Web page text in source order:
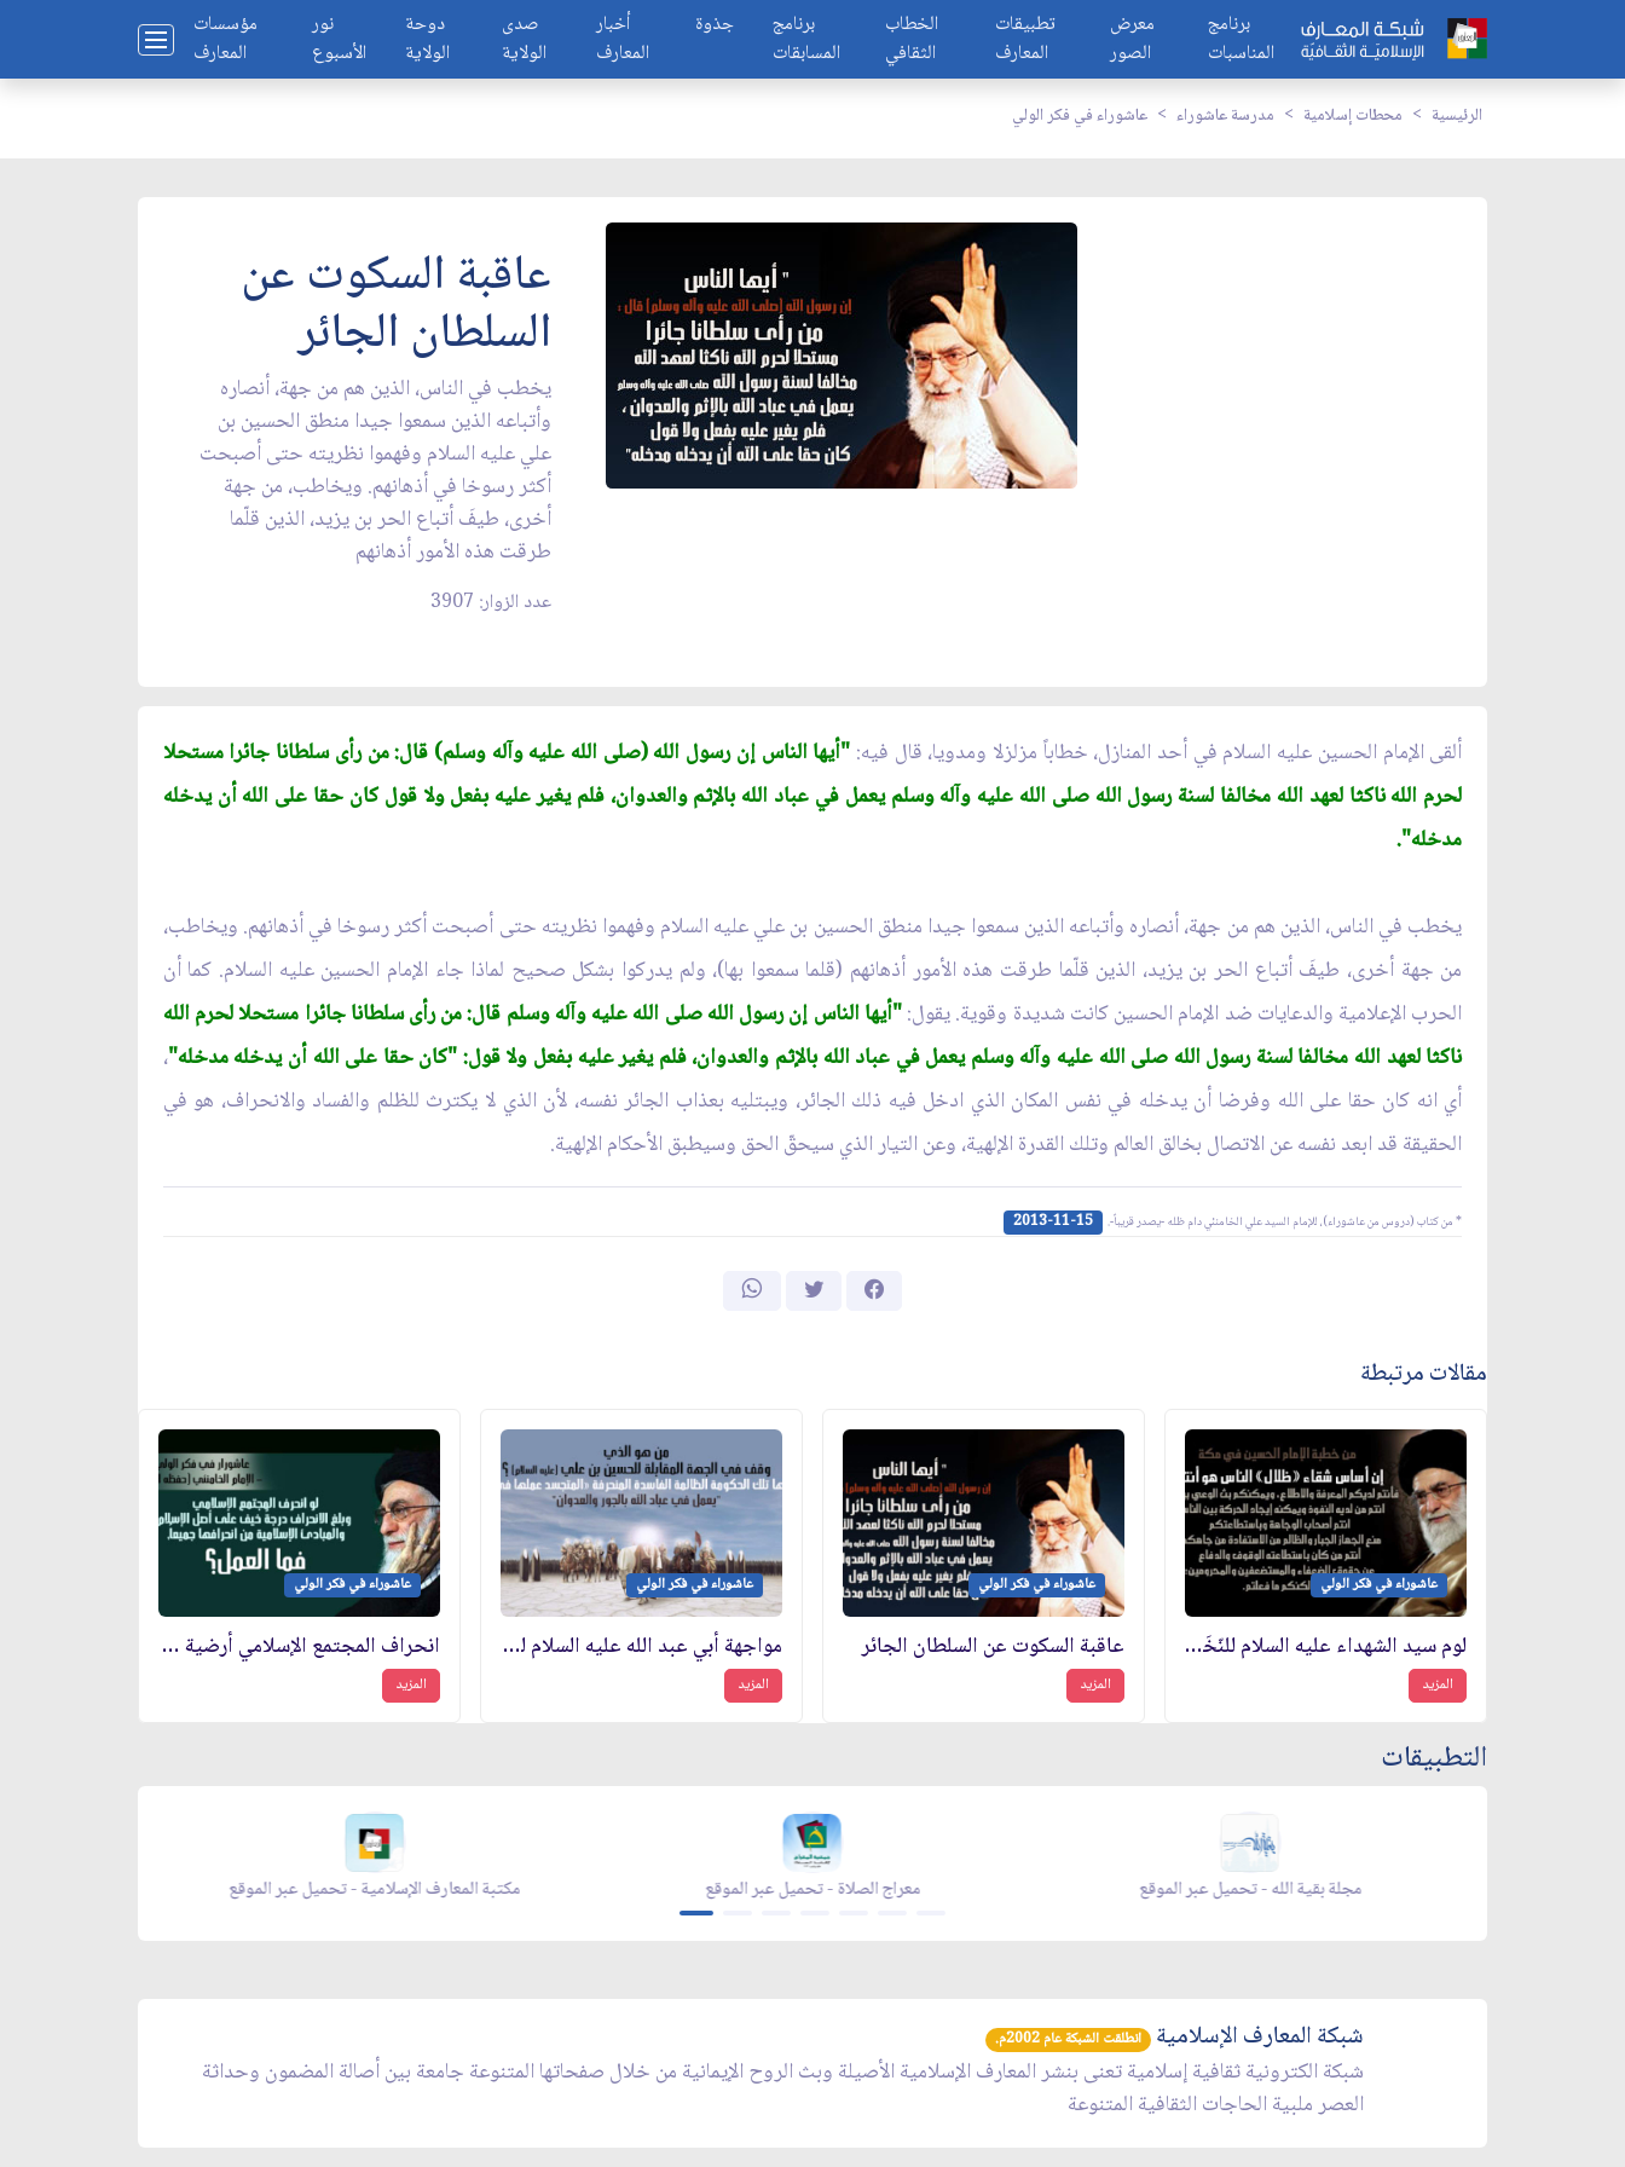
مؤسسات
المعارف
نور
الأسبوع
دوحة
الولاية
صدى
الولاية
أخبار
المعارف
جذوة
برنامج
المسابقات
الخطاب
الثقافي
تطبيقات
المعارف
معرض
الصور
برنامج
المناسبات
الرئيسية محطات إسلامية مدرسة عاشوراء عاشوراء في فكر الولي
عاقبة السكوت عن
السلطان الجائر
يخطب في الناس، الذين هم من جهة، أنصاره
وأتباعه الذين سمعوا جيدا منطق الحسين بن
علي عليه السلام وفهموا نظريته حتى أصبحت
أكثر رسوخا في أذهانهم. ويخاطب، من جهة
أخرى، طيفَ أتباع الحر بن يزيد، الذين قلّما
طرقت هذه الأمور أذهانهم
عدد الزوار: 3907
ألقى الإمام الحسين عليه السلام في أحد المنازل، خطاباً مزلزلا ومدويا، قال فيه: "أيها الناس إن رسول الله (صلى الله عليه وآله وسلم) قال: من رأى سلطانا جائرا مستحلا
لحرم الله ناكثا لعهد الله مخالفا لسنة رسول الله صلى الله عليه وآله وسلم يعمل في عباد الله بالإثم والعدوان، فلم يغير عليه بفعل ولا قول كان حقا على الله أن يدخله
مدخله".
يخطب في الناس، الذين هم من جهة، أنصاره وأتباعه الذين سمعوا جيدا منطق الحسين بن علي عليه السلام وفهموا نظريته حتى أصبحت أكثر رسوخا في أذهانهم. ويخاطب،
من جهة أخرى، طيفَ أتباع الحر بن يزيد، الذين قلّما طرقت هذه الأمور أذهانهم (قلما سمعوا بها)، ولم يدركوا بشكل صحيح لماذا جاء الإمام الحسين عليه السلام. كما أن
الحرب الإعلامية والدعايات ضد الإمام الحسين كانت شديدة وقوية. يقول:"أيها الناس إن رسول الله صلى الله عليه وآله وسلم قال: من رأى سلطانا جائرا مستحلا لحرم الله
ناكثا لعهد الله مخالفا لسنة رسول الله صلى الله عليه وآله وسلم يعمل في عباد الله بالإثم والعدوان، فلم يغير عليه بفعل ولا قول: "كان حقا على الله أن يدخله مدخله"،
أي انه كان حقا على الله وفرضا أن يدخله في نفس المكان الذي ادخل فيه ذلك الجائر، ويبتليه بعذاب الجائر نفسه، لأن الذي لا يكترث للظلم والفساد والانحراف، هو في
الحقيقة قد ابعد نفسه عن الاتصال بخالق العالم وتلك القدرة الإلهية، وعن التيار الذي سيحقّ الحق وسيطبق الأحكام الإلهية.
* من كتاب (دروس من عاشوراء)، للإمام السيد علي الخامنئي دام ظله -يصدر قريباً-. 2013-11-15
مقالات مرتبطة
عاشوراء في فكر الولي
لوم سيد الشهداء عليه السلام للنّخَب الساكتين على الظلم
المزيد
عاشوراء في فكر الولي
عاقبة السكوت عن السلطان الجائر
المزيد
عاشوراء في فكر الولي
مواجهة أبي عبد الله عليه السلام لتحويل الإمامة إلى سلطنة
المزيد
عاشوراء في فكر الولي
انحراف المجتمع الإسلامي أرضية موجبة للثورة
المزيد
التطبيقات
مكتبة المعارف الإسلامية - تحميل عبر الموقع معراج الصلاة - تحميل عبر الموقع مجلة بقية الله - تحميل عبر الموقع
شبكة المعارف الإسلامية انطلقت الشبكة عام 2002م.
شبكة الكترونية ثقافية إسلامية تعنى بنشر المعارف الإسلامية الأصيلة وبث الروح الإيمانية من خلال صفحاتها المتنوعة جامعة بين أصالة المضمون وحداثة
العصر ملبية الحاجات الثقافية المتنوعة